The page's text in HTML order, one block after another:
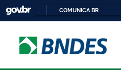
COMUNICA BR